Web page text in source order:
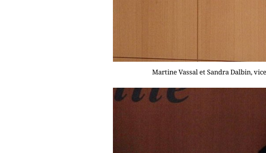
Martine Vassal et Sandra Dalbin,